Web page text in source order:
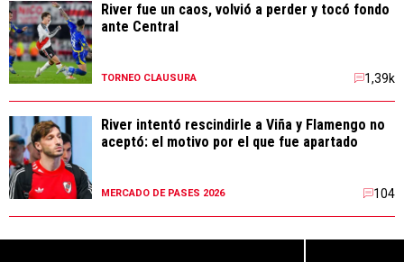
River fue un caos, volvió a perder y tocó fondo
ante Central
TORNEO CLAUSURA 1,39k
River intentó rescindirle a Viña y Flamengo no
aceptó: el motivo por el que fue apartado
MERCADO DE PASES 2026 104